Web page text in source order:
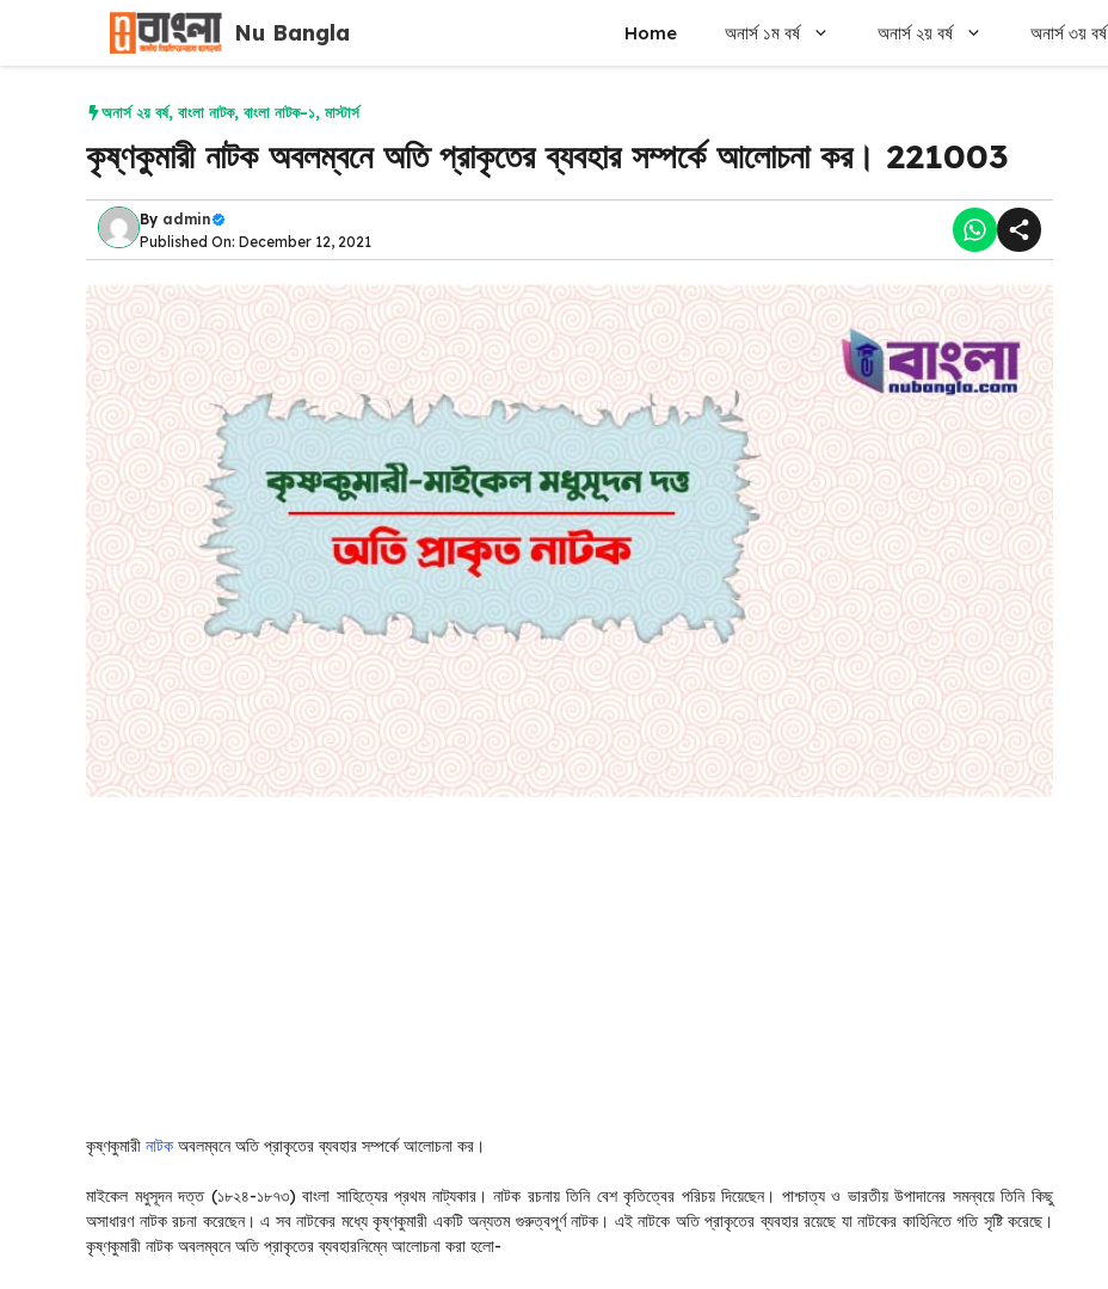
content
Nu Bangla Home অনার্স ১ম বর্ষ অনার্স ২য় বর্ষ অনার্স ৩য় বর্ষ
অনার্স ২য় বর্ষ, বাংলা নাটক, বাংলা নাটক-১, মাস্টার্স
কৃষ্ণকুমারী নাটক অবলম্বনে অতি প্রাকৃতের ব্যবহার সম্পর্কে আলোচনা কর। 221003
By admin
Published On: December 12, 2021
কৃষ্ণকুমারী নাটক অবলম্বনে অতি প্রাকৃতের ব্যবহার সম্পর্কে আলোচনা কর।
মাইকেল মধুসূদন দত্ত (১৮২৪-১৮৭৩) বাংলা সাহিত্যের প্রথম নাট্যকার। নাটক রচনায় তিনি বেশ কৃতিত্বের পরিচয় দিয়েছেন। পাশ্চাত্য ও ভারতীয় উপাদানের সমন্বয়ে তিনি কিছু
অসাধারণ নাটক রচনা করেছেন। এ সব নাটকের মধ্যে কৃষ্ণকুমারী একটি অন্যতম গুরুত্বপূর্ণ নাটক। এই নাটকে অতি প্রাকৃতের ব্যবহার রয়েছে যা নাটকের কাহিনিতে গতি সৃষ্টি করেছে।
কৃষ্ণকুমারী নাটক অবলম্বনে অতি প্রাকৃতের ব্যবহারনিম্নে আলোচনা করা হলো-